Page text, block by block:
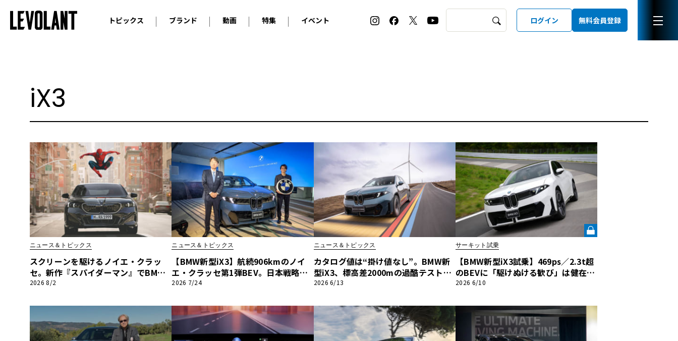
トピックス ブランド
ベントレー
ジャガー
ランドローバー
ロータス
マクラーレン
MINI
モーガン
ロールス・ロイス
ボルボ
キャデラック
シボレー
ジープ
テスラ
ヒョンデ
BYD
その他
国産車 レクサス
三菱
ダイハツ
スズキ
光岡
動画 特集 イベント ログイン 無料会員登録
iX3
ニュース＆トピックス
スクリーンを駆けるノイエ・クラッ
セ。新作『スパイダーマン』でBMW
新型「iX3」が示す次世代の指針
2026 8/2
ニュース＆トピックス
【BMW新型iX3】航続906kmのノイ
エ・クラッセ第1弾BEV。日本戦略と
中村敬斗が語る「駆けぬける歓び」
2026 7/24
ニュース＆トピックス
カタログ値は“掛け値なし”。BMW新
型iX3、標高差2000mの過酷テストで
無充電800km超を実証
2026 6/13
サーキット試乗
【BMW新型iX3試乗】469ps／2.3t超
のBEVに「駆けぬける歓び」は健在
か？ “カムに乗る”官能性すら抱く理
2026 6/10